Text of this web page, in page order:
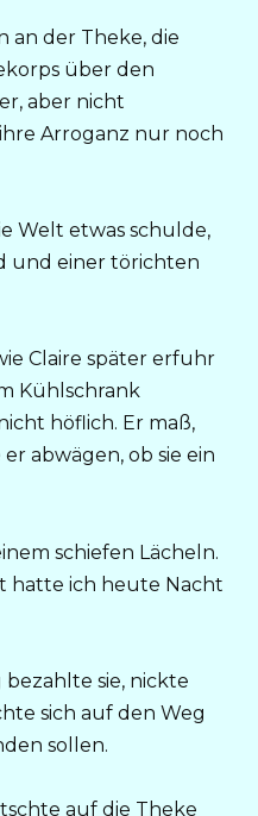
an der Theke, die
über den
aber nicht
Arroganz nur noch
Welt etwas schulde,
und einer törichten
Claire später erfuhr
Kühlschrank
höflich. Er maß,
abwägen, ob sie ein
schiefen Lächeln.
hatte ich heute Nacht
sie, nickte
sich auf den Weg
sollen.
auf die Theke